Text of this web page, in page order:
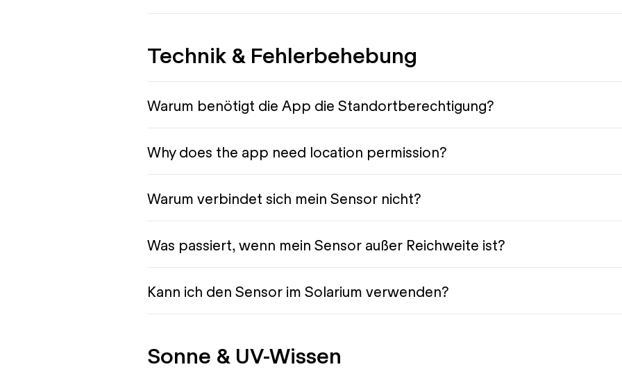
Technik & Fehlerbehebung
Warum benötigt die App die Standortberechtigung?
Why does the app need location permission?
Warum verbindet sich mein Sensor nicht?
Was passiert, wenn mein Sensor außer Reichweite ist?
Kann ich den Sensor im Solarium verwenden?
Sonne & UV-Wissen